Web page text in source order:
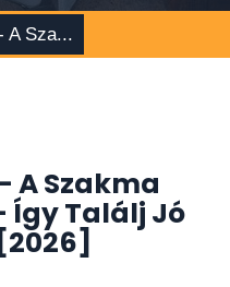
A Sza...
A Szakma
Így Találj Jó